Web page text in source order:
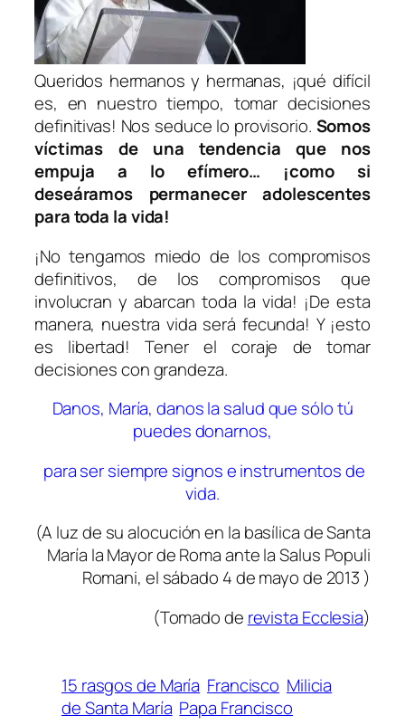
Queridos hermanos y hermanas, ¡qué difícil
es, en nuestro tiempo, tomar decisiones
definitivas! Nos seduce lo provisorio. Somos
víctimas de una tendencia que nos
empuja a lo efímero… ¡como si
deseáramos permanecer adolescentes
para toda la vida!
¡No tengamos miedo de los compromisos
definitivos, de los compromisos que
involucran y abarcan toda la vida! ¡De esta
manera, nuestra vida será fecunda! Y ¡esto
es libertad! Tener el coraje de tomar
decisiones con grandeza.
Danos, María, danos la salud que sólo tú
puedes donarnos,
para ser siempre signos e instrumentos de
vida.
(A luz de su alocución en la basílica de Santa
María la Mayor de Roma ante la Salus Populi
Romani, el sábado 4 de mayo de 2013 )
(Tomado de revista Ecclesia)
15 rasgos de María Francisco Milicia
de Santa María Papa Francisco